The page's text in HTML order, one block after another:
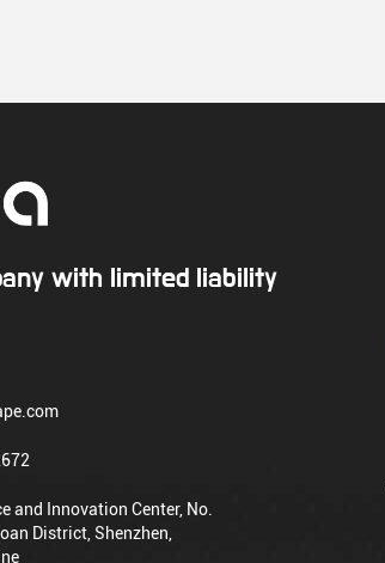
with limited liability
and Innovation Center, No.
District, Shenzhen,